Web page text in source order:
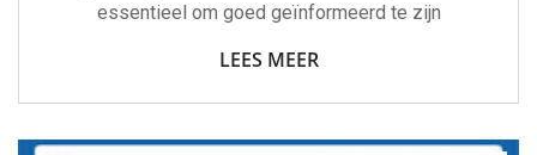
essentieel om goed geïnformeerd te zijn
LEES MEER